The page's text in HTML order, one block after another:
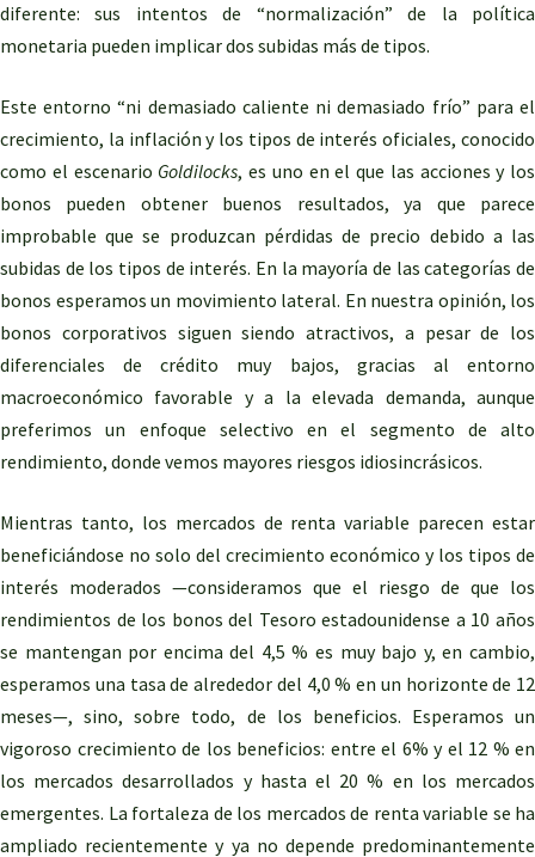
diferente: sus intentos de “normalización” de la política
monetaria pueden implicar dos subidas más de tipos.
Este entorno “ni demasiado caliente ni demasiado frío” para el
crecimiento, la inflación y los tipos de interés oficiales, conocido
como el escenario Goldilocks, es uno en el que las acciones y los
bonos pueden obtener buenos resultados, ya que parece
improbable que se produzcan pérdidas de precio debido a las
subidas de los tipos de interés. En la mayoría de las categorías de
bonos esperamos un movimiento lateral. En nuestra opinión, los
bonos corporativos siguen siendo atractivos, a pesar de los
diferenciales de crédito muy bajos, gracias al entorno
macroeconómico favorable y a la elevada demanda, aunque
preferimos un enfoque selectivo en el segmento de alto
rendimiento, donde vemos mayores riesgos idiosincrásicos.
Mientras tanto, los mercados de renta variable parecen estar
beneficiándose no solo del crecimiento económico y los tipos de
interés moderados —consideramos que el riesgo de que los
rendimientos de los bonos del Tesoro estadounidense a 10 años
se mantengan por encima del 4,5 % es muy bajo y, en cambio,
esperamos una tasa de alrededor del 4,0 % en un horizonte de 12
meses—, sino, sobre todo, de los beneficios. Esperamos un
vigoroso crecimiento de los beneficios: entre el 6% y el 12 % en
los mercados desarrollados y hasta el 20 % en los mercados
emergentes. La fortaleza de los mercados de renta variable se ha
ampliado recientemente y ya no depende predominantemente